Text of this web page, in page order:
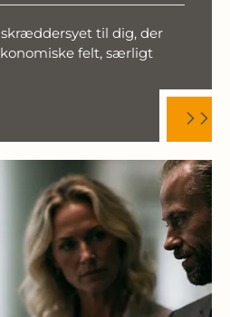
til dig, der
felt, særligt